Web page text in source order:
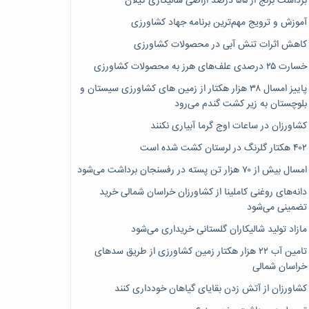
آموزش و ترویج مهم‌ترین برنامه جهاد کشاورزی
کاهش اثرات تنش آبی در محصولات کشاورزی
خسارت ۲۵ درصدی علف‌های هرز به محصولات کشاورزی
پاییز امسال ۳۸ هزار هکتار از زمین های کشاورزی سیستان و
بلوچستان به زیر کشت گندم می‌رود
کشاورزان در ساعات اوج گرما آبیاری نکنند
۴۰۲ هکتار گلرنگ در لرستان کشت شده است
امسال بیش از ۷۰ هزار تن پسته در رفسنجان برداشت می‌شود
دانه‌های روغنی کاملینا از کشاورزان خراسان شمالی خرید
تضمینی می‌شود
مازاد تولید شالیکاران گلستانی خریداری می‌شود
تامین آب ۲۲ هزار هکتار زمین کشاورزی از طریق سدهای
خراسان شمالی
کشاورزان از آتش زدن بقایای گیاهان خودداری کنند